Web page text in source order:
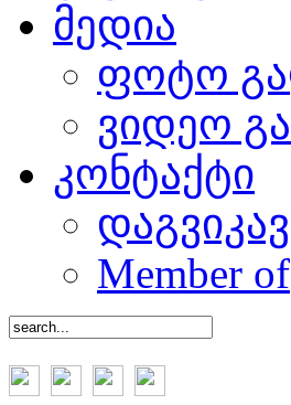
მედია
ფოტო
ვიდეო
კონტაქტი
Member of